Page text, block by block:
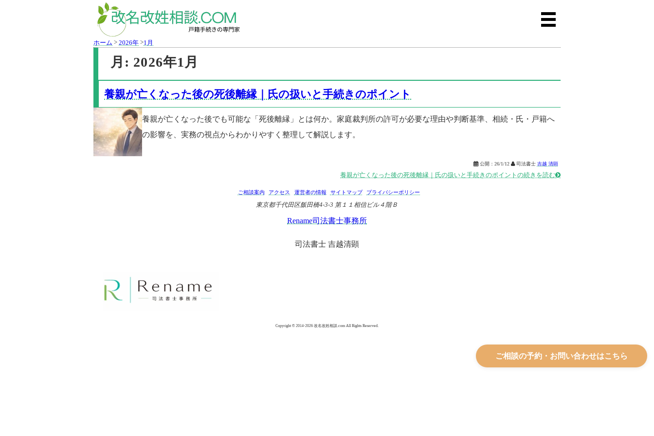
ホーム > 2026年 >1月
月: 2026年1月
養親が亡くなった後の死後離縁｜氏の扱いと手続きのポイント
養親が亡くなった後でも可能な「死後離縁」とは何か。家庭裁判所の許可が必要な理由や判断基準、相続・氏・戸籍へ
の影響を、実務の視点からわかりやすく整理して解説します。
公開： 26/1/12 司法書士 吉越 清顕
養親が亡くなった後の死後離縁｜氏の扱いと手続きのポイントの続きを読む
ご相談案内 アクセス 運営者の情報 サイトマップ プライバシーポリシー
東京都千代田区飯田橋4-3-3 第１１相信ビル４階Ｂ
Rename司法書士事務所
司法書士 吉越清顕
Copyright © 2014-2026 改名改姓相談.com All Rights Reserved.
ご相談の予約・お問い合わせはこちら